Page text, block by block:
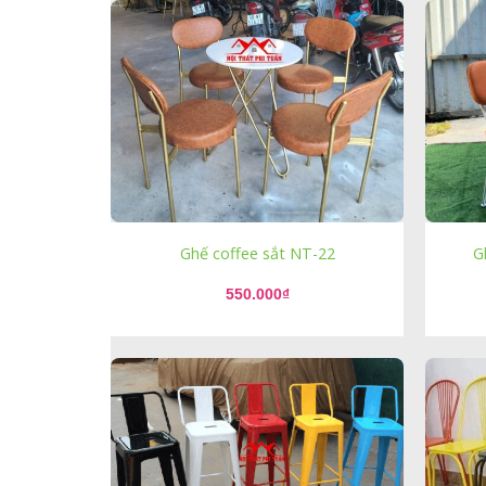
Ghế coffee sắt NT-22
550.000₫